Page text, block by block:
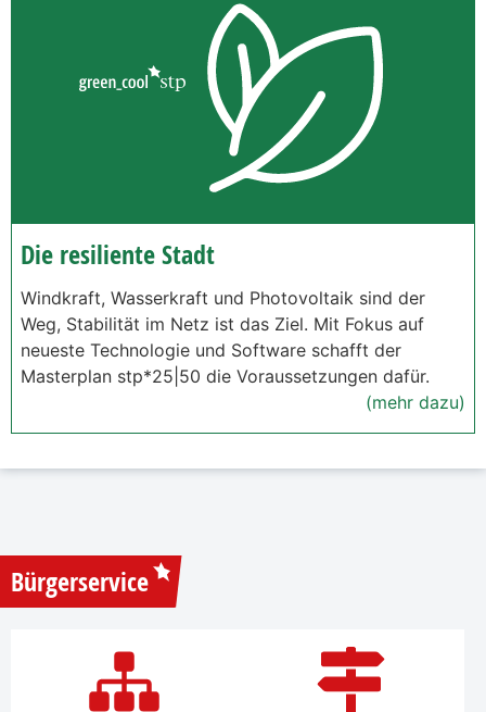
Die resiliente Stadt
Windkraft, Wasserkraft und Photovoltaik sind der
Weg, Stabilität im Netz ist das Ziel. Mit Fokus auf
neueste Technologie und Software schafft der
Masterplan stp*25|50 die Voraussetzungen dafür.
(mehr dazu)
Bürgerservice